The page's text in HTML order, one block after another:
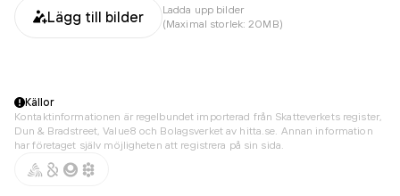
Lägg till bilder
Ladda upp bilder
(Maximal storlek: 20MB)
Källor
Kontaktinformationen är regelbundet importerad från Skatteverkets register,
Dun & Bradstreet, Value8 och Bolagsverket av hitta.se. Annan information
har företaget själv möjligheten att registrera på sin sida.